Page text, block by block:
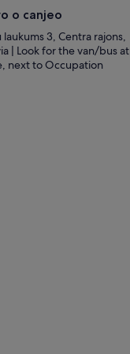
permitirá seguir
memorable de
de la fe y la identidad
o canjeo
3, Centra rajons,
| Look for the van/bus at
next to Occupation